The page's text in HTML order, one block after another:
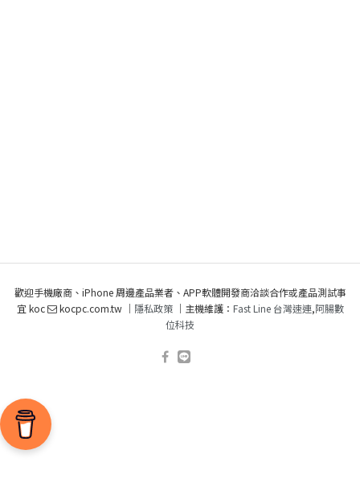
歡迎手機廠商、iPhone 周邊產品業者、APP軟體開發商洽談合作或產品測試事
宜 koc
kocpc.com.tw ｜ 隱私政策｜主機維護： Fast Line 台灣速連,阿腸數
位科技